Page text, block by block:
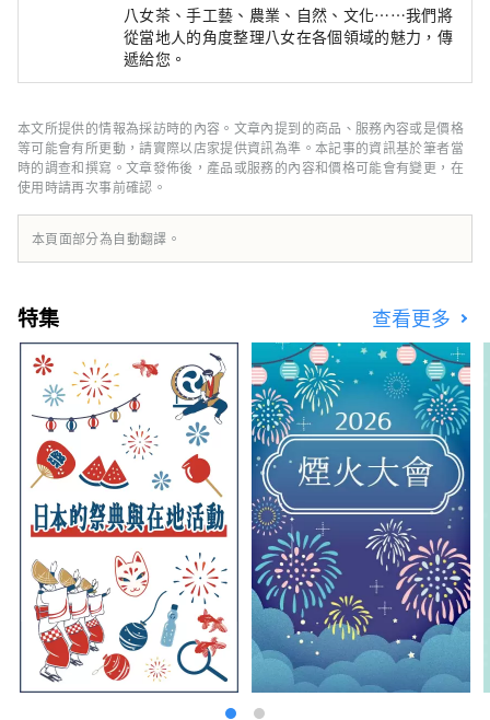
八女茶、手工藝、農業、自然、文化……我們將
從當地人的角度整理八女在各個領域的魅力，傳
遞給您。
本文所提供的情報為採訪時的內容。文章內提到的商品、服務內容或是價格
等可能會有所更動，請實際以店家提供資訊為準。本記事的資訊基於筆者當
時的調查和撰寫。文章發佈後，產品或服務的內容和價格可能會有變更，在
使用時請再次事前確認。
本頁面部分為自動翻譯。
特集 查看更多